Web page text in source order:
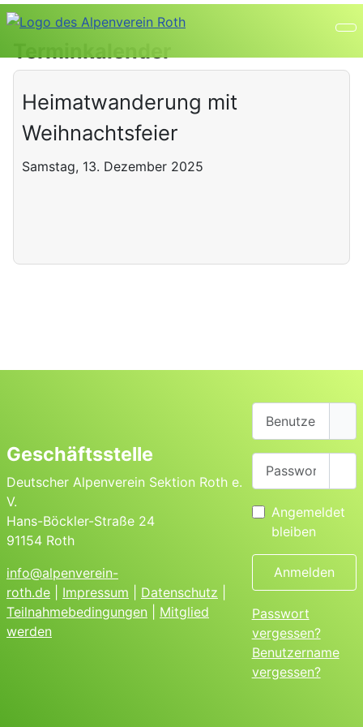
Terminkalender
Heimatwanderung mit
Weihnachtsfeier
Samstag, 13. Dezember 2025
Geschäftsstelle
Deutscher Alpenverein Sektion Roth e.
V.
Hans-Böckler-Straße 24
91154 Roth
info@alpenverein-
roth.de
Impressum Datenschutz
Teilnahmebedingungen
Mitglied
werden
Angemeldet
bleiben
Anmelden
Passwort
vergessen?
Benutzername
vergessen?